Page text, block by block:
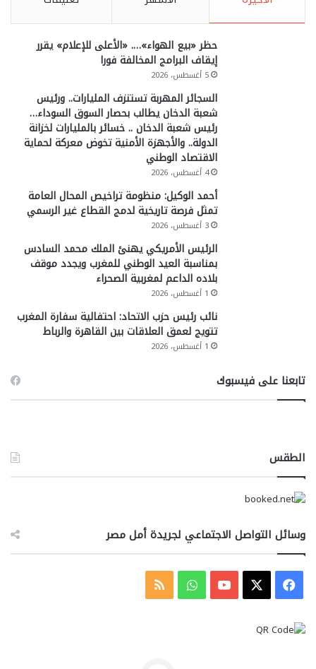
حظر «بيع الهواء»…. «الأعلى للإعلام» يقرر
إيقاف البرامج المخالفة فورا
5 أغسطس، 2026
السجائر المهربة تستنزف المليارات.. ورئيس
شعبة الدخان يطالب بحصار السوق السوداء…
رئيس شعبة الدخان .. خسائر بالمليارات لخزانة
الدولة.. والأجهزة الأمنية تخوض معركة لحماية
الاقتصاد الوطني
4 أغسطس، 2026
أحمد الوكيل: منظومة تراخيص المحال العامة
تمثل فرصة تاريخية لدمج القطاع غير الرسمي
3 أغسطس، 2026
الرئيس الأمريكي يهنئ الملك محمد السادس
بمناسبة العيد الوطني للمغرب ويجدد موقف
بلاده الداعم لمغربية الصحراء
1 أغسطس، 2026
نائب رئيس حزب الاتحاد: احتفالية سفارة المغرب
تتويج لعمق العلاقات بين القاهرة والرباط
1 أغسطس، 2026
تابعنا على فيسبوك
الطقس
وسائل التواصل الاجتماعي لجريدة أمل مصر
فيسبوك ‫YouTubeواتسابملخص